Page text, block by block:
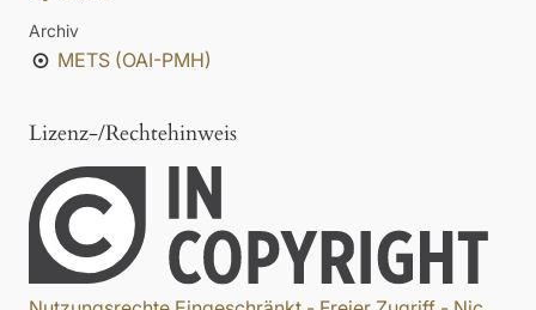
Archiv
METS (OAI-PMH)
Lizenz-/Rechtehinweis